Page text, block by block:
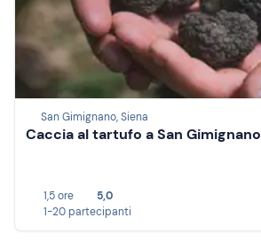
San Gimignano, Siena
Caccia al tartufo a San Gimignano
1,5 ore
5,0
1-20 partecipanti